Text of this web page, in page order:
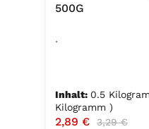
500G
.
Inhalt: 0.5
Kilogramm )
Verkaufspreis:
2,89 € Regulärer
3,29 €